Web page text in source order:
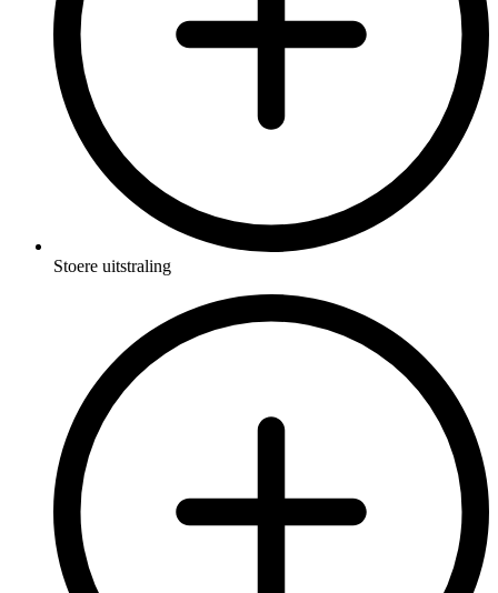
Stoere uitstraling